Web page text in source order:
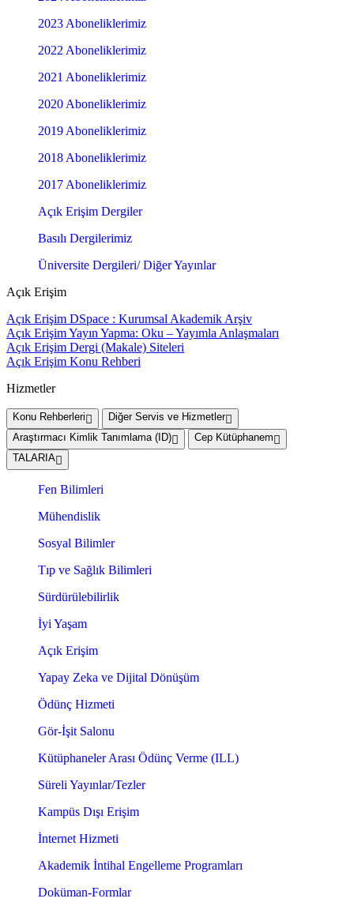
2023 Aboneliklerimiz
2022 Aboneliklerimiz
2021 Aboneliklerimiz
2020 Aboneliklerimiz
2019 Aboneliklerimiz
2018 Aboneliklerimiz
2017 Aboneliklerimiz
Açık Erişim Dergiler
Basılı Dergilerimiz
Üniversite Dergileri/ Diğer Yayınlar
Açık Erişim
Açık Erişim DSpace : Kurumsal Akademik Arşiv
Açık Erişim Yayın Yapma: Oku – Yayımla Anlaşmaları
Açık Erişim Dergi (Makale) Siteleri
Açık Erişim Konu Rehberi
Hizmetler
Konu Rehberleri
Diğer Servis ve Hizmetler
Araştırmacı Kimlik Tanımlama (ID)
Cep Kütüphanem
TALARIA
Fen Bilimleri
Mühendislik
Sosyal Bilimler
Tıp ve Sağlık Bilimleri
Sürdürülebilirlik
İyi Yaşam
Açık Erişim
Yapay Zeka ve Dijital Dönüşüm
Ödünç Hizmeti
Gör-İşit Salonu
Kütüphaneler Arası Ödünç Verme (ILL)
Süreli Yayınlar/Tezler
Kampüs Dışı Erişim
İnternet Hizmeti
Akademik İntihal Engelleme Programları
Doküman-Formlar